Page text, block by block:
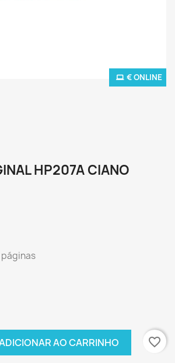
€ ONLINE
HP207A CIANO
páginas
AO CARRINHO favorite_border